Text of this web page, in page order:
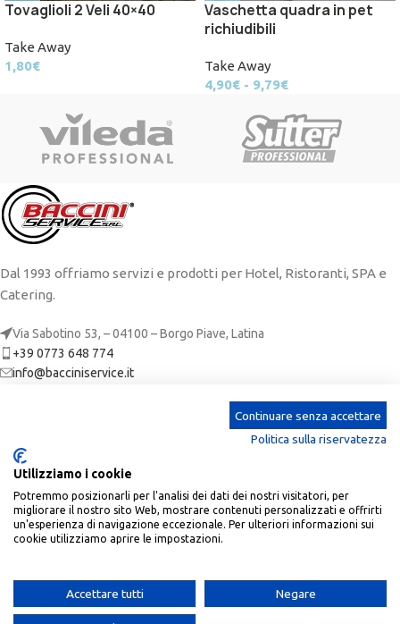
Tovaglioli 2 Veli 40×40
Take Away
1,80€
Vaschetta quadra in pet
richiudibili
Take Away
4,90€ - 9,79€
Dal 1993 offriamo servizi e prodotti per Hotel, Ristoranti, SPA e
Catering.
Via Sabotino 53, – 04100 – Borgo Piave, Latina
+39 0773 648 774
info@bacciniservice.it
CATEGORIE
ACCOUNT
Baccini Service| P.Iva: 02673650590 | REA: LT-190305 |
Continuare senza accettare
Politica sulla riservatezza
Utilizziamo i cookie
Potremmo posizionarli per l'analisi dei dati dei nostri visitatori, per
migliorare il nostro sito Web, mostrare contenuti personalizzati e offrirti
un'esperienza di navigazione eccezionale. Per ulteriori informazioni sui
cookie utilizziamo aprire le impostazioni.
Accettare tutti Negare